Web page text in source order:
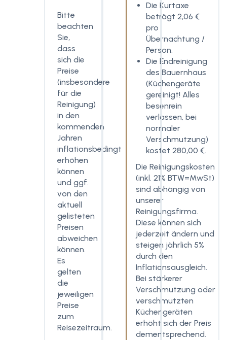
Bitte
beachten
Sie,
dass
sich die
Preise
(insbesondere
für die
Reinigung)
in den
kommenden
Jahren
inflationsbedingt
erhöhen
können
und ggf.
von den
aktuell
gelisteten
Preisen
abweichen
können.
Es
gelten
die
jeweiligen
Preise
zum
Reisezeitraum.
Die Kurtaxe
beträgt 2,06 €
pro
Übernachtung /
Person.
Die Endreinigung
des Bauernhaus
(Küchengeräte
gereinigt! Alles
besenrein
verlassen, bei
normaler
Verschmutzung)
kostet 280,00 €.
Die Reinigungskosten
(inkl. 21% BTW=MwSt)
sind abhängig von
unserer
Reinigungsfirma.
Diese können sich
jederzeit ändern und
steigen jährlich 5%
durch den
Inflationsausgleich.
Bei stärkerer
Verschmutzung oder
verschmutzten
Küchengeräten
erhöht sich der Preis
dementsprechend.